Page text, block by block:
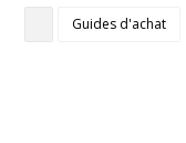
Guides d'achat